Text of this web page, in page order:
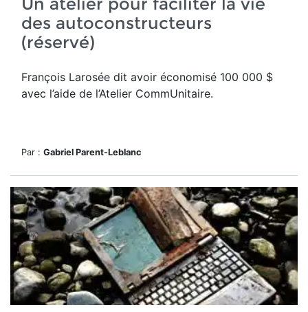
des autoconstructeurs
(réservé)
François Larosée dit avoir économisé 100 000 $
avec l’aide de l’Atelier CommUnitaire.
Par : Gabriel Parent-Leblanc